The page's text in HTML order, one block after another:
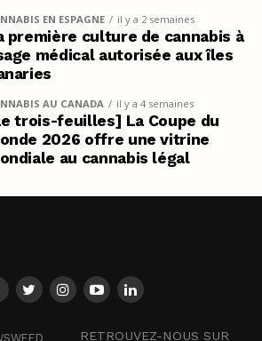
EN ESPAGNE il y a 2 semaines
première culture de cannabis à
médical autorisée aux îles
AU CANADA il y a 4 semaines
trois-feuilles] La Coupe du
2026 offre une vitrine
au cannabis légal
RETROUVEZ-NOUS SUR